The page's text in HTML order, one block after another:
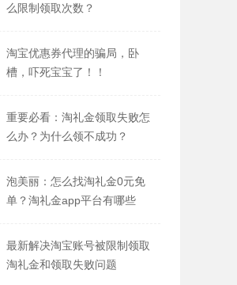
么限制领取次数？
淘宝优惠券代理的骗局，卧
槽，吓死宝宝了！！
重要必看：淘礼金领取失败怎
么办？为什么领不成功？
泡美丽：怎么找淘礼金0元免
单？淘礼金app平台有哪些
最新解决淘宝账号被限制领取
淘礼金和领取失败问题